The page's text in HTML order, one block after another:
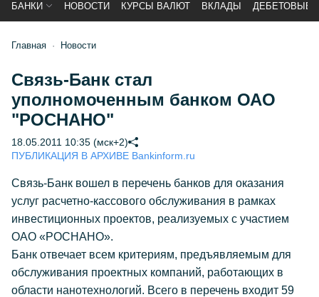
БАНКИ НОВОСТИ КУРСЫ ВАЛЮТ ВКЛАДЫ ДЕБЕТОВЫЕ
Главная Новости
Связь-Банк стал
уполномоченным банком ОАО
"РОСНАНО"
18.05.2011 10:35 (мск+2)
ПУБЛИКАЦИЯ В АРХИВЕ Bankinform.ru
Связь-Банк вошел в перечень банков для оказания
услуг расчетно-кассового обслуживания в рамках
инвестиционных проектов, реализуемых с участием
ОАО «РОСНАНО».
Банк отвечает всем критериям, предъявляемым для
обслуживания проектных компаний, работающих в
области нанотехнологий. Всего в перечень входит 59